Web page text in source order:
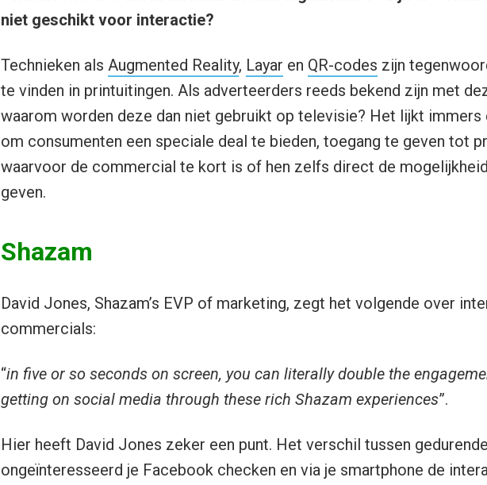
niet geschikt voor interactie?
Technieken als Augmented Reality, Layar en QR-codes zijn
te vinden in printuitingen. Als adverteerders reeds bekend zijn met
waarom worden deze dan niet gebruikt op televisie? Het lijkt immers
om consumenten een speciale deal te bieden, toegang te geven tot
waarvoor de commercial te kort is of hen zelfs direct de
geven.
Shazam
David Jones, Shazam’s EVP of marketing, zegt het volgende over
commercials:
“in five or so seconds on screen, you can literally double the
getting on social media through these rich Shazam experiences”.
Hier heeft David Jones zeker een punt. Het verschil tussen
ongeïnteresseerd je Facebook checken en via je smartphone de